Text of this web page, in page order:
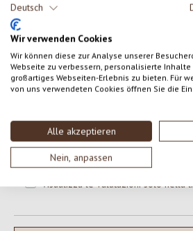
Deutsch
Wir verwenden Cookies
Wir können diese zur Analyse unserer
Webseite zu verbessern, personalisierte
großartiges Webseiten-Erlebnis zu bieten. Für
von uns verwendeten Cookies öffnen Sie die
Alle akzeptieren
Nein, anpassen
0 di 0 valutazioni
Valutazione media di 0 su 5 stelle
Formula una valutazione!
SCRIVERE UNA RECENSIONE
Visualizza le valutazioni solo nella